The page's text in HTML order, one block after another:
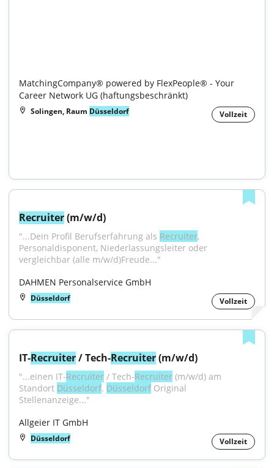
MatchingCompany® powered by FlexPeople® - Your
Career Network UG (haftungsbeschränkt)
Solingen, Raum Düsseldorf Vollzeit
Recruiter (m/w/d)
"...Dein Profil Berufserfahrung als Recruiter,
Personaldisponent, Niederlassungsleiter oder
vergleichbar (alle m/w/d)Freude..."
DAHMEN Personalservice GmbH
Düsseldorf Vollzeit
IT-Recruiter / Tech-Recruiter (m/w/d)
"...einen IT-Recruiter / Tech-Recruiter (m/w/d) am
Standort Düsseldorf. Düsseldorf Original
Stellenanzeige..."
Allgeier IT GmbH
Düsseldorf Vollzeit